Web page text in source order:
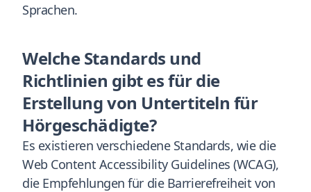
Sprachen.​
Welche Standards und
Richtlinien gibt es für die
Erstellung von Untertiteln für
Hörgeschädigte?
Es existieren verschiedene Standards, wie die
Web Content Accessibility Guidelines (WCAG),
die Empfehlungen für die Barrierefreiheit von